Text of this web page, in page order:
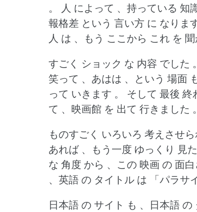
。
人 によって 、持っている 知
報格差 という 言い方 に なります
人 は 、もう ここから これ を 聞
すごく ショック な 内容 でした 。
笑って 、あはは 、という 場面
って いきます 。
そして 最後 終
て 、映画館 を 出て 行きました 。
ものすごく いろいろ 考えさせ
あれば 、もう一度 ゆっくり 見
な 角度 から 、この 映画 の 面
、英語 の タイトル は 「パラサ
日本語 の サイト も 、日本語